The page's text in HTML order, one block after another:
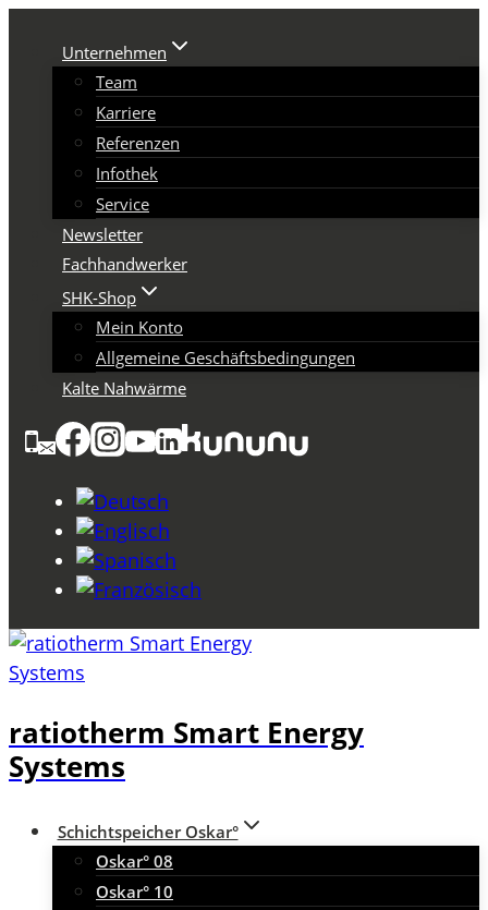
springen
Unternehmen
Team
Karriere
Referenzen
Infothek
Service
Newsletter
Fachhandwerker
SHK-Shop
Mein Konto
Allgemeine Geschäftsbedingungen
Kalte Nahwärme
ratiotherm Smart Energy
Systems
Schichtspeicher Oskar°
Oskar° 08
Oskar° 10